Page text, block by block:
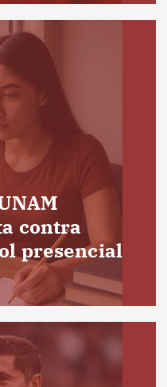
contra
presencial